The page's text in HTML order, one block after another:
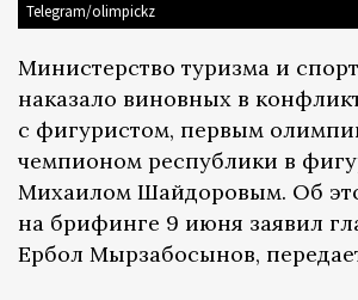
Telegram/olimpickz
Министерство туризма и
наказало виновных в
с фигуристом, первым
чемпионом республики в
Михаилом Шайдоровым. Об
на брифинге 9 июня заявил
Ербол Мырзабосынов,